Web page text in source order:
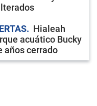
Hialeah
acuático Bucky
años cerrado